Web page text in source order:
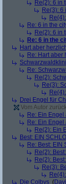
Re(2): 6 in
Re(3): 6
Re: 6 in the
Re(2): 6 in
Re: 6 in the
Hart aber
Re: Hart aber
Re:
Re(2):
Re(3):
Drei Engel für
Vom Autor
Re: Ein Engel
Re: Ein Engel
Re(2): Ein
Best: EIN
Re: Best: EIN
Re(2):
Re(2):
Re(3):
Die Colbys (